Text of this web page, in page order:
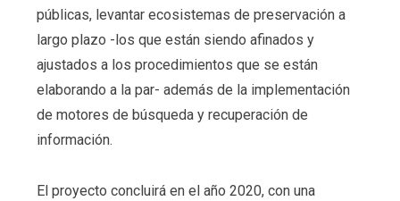
públicas, levantar ecosistemas de preservación a
largo plazo -los que están siendo afinados y
ajustados a los procedimientos que se están
elaborando a la par- además de la implementación
de motores de búsqueda y recuperación de
información.
El proyecto concluirá en el año 2020, con una